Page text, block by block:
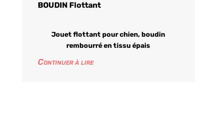
BOUDIN Flottant
Jouet flottant pour chien, boudin
rembourré en tissu épais
Continuer à lire